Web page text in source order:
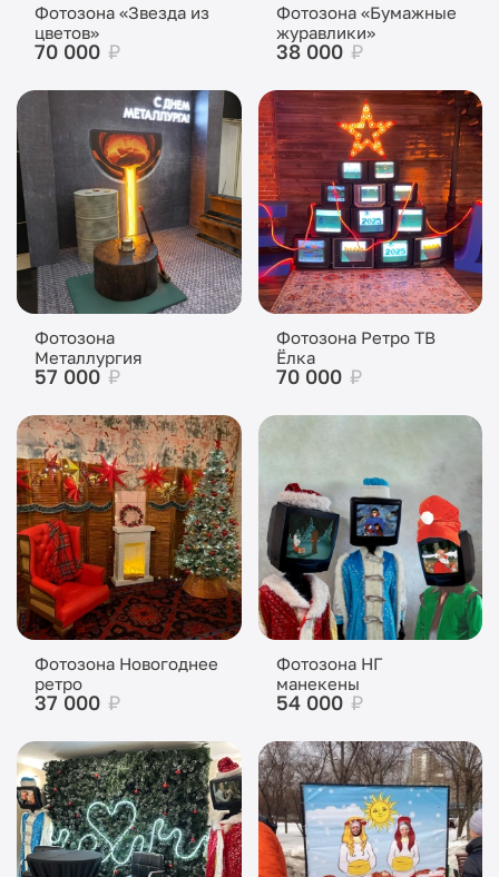
Фотозона «Звезда из
цветов»
70 000 ₽
Фотозона «Бумажные
журавлики»
38 000 ₽
Фотозона
Металлургия
57 000 ₽
Фотозона Ретро ТВ
Ёлка
70 000 ₽
Фотозона Новогоднее
ретро
37 000 ₽
Фотозона НГ
манекены
54 000 ₽